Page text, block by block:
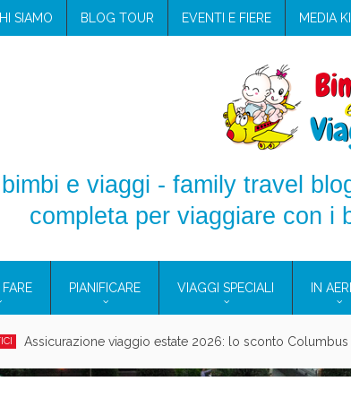
SIAMO BLOG TOUR EVENTI E FIERE MEDIA
bimbi e viaggi - family travel
completa per viaggiare con i
PIANIFICARE VIAGGI SPECIALI IN
Cosmetici solidi in viaggio: i prodotti che hanno